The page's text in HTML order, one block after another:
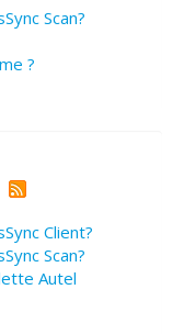
Scan?
?
Client?
Scan?
Autel